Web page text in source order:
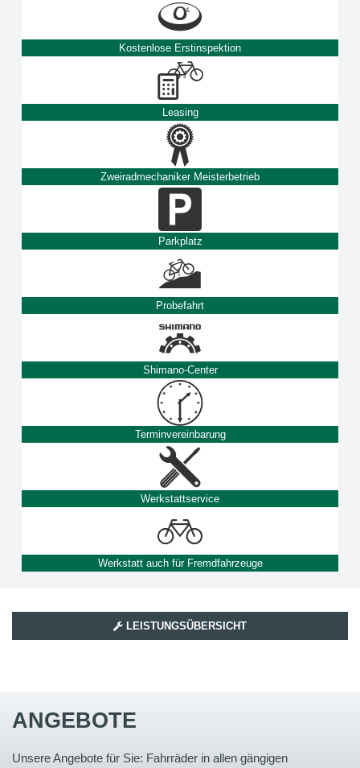
Kostenlose Erstinspektion
Leasing
Zweiradmechaniker Meisterbetrieb
Parkplatz
Probefahrt
Shimano-Center
Terminvereinbarung
Werkstattservice
Werkstatt auch für Fremdfahrzeuge
LEISTUNGSÜBERSICHT
ANGEBOTE
Unsere Angebote für Sie: Fahrräder in allen gängigen